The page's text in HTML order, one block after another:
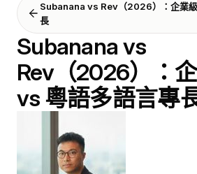
Subanana vs Rev（2026）：企業
長
Subanana vs
Rev（2026）：
vs 粵語多語言專